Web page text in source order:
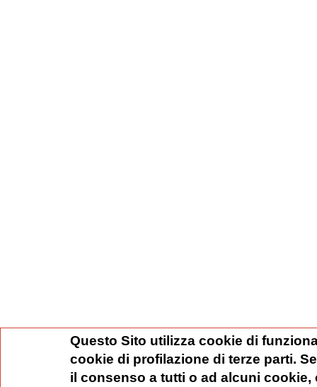
Questo Sito utilizza cookie di
cookie di profilazione di terze parti.
il consenso a tutti o ad alcuni